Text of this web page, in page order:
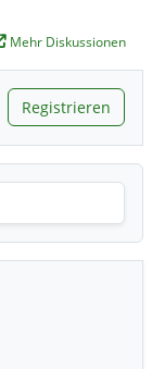
Mehr Diskussionen
Registrieren